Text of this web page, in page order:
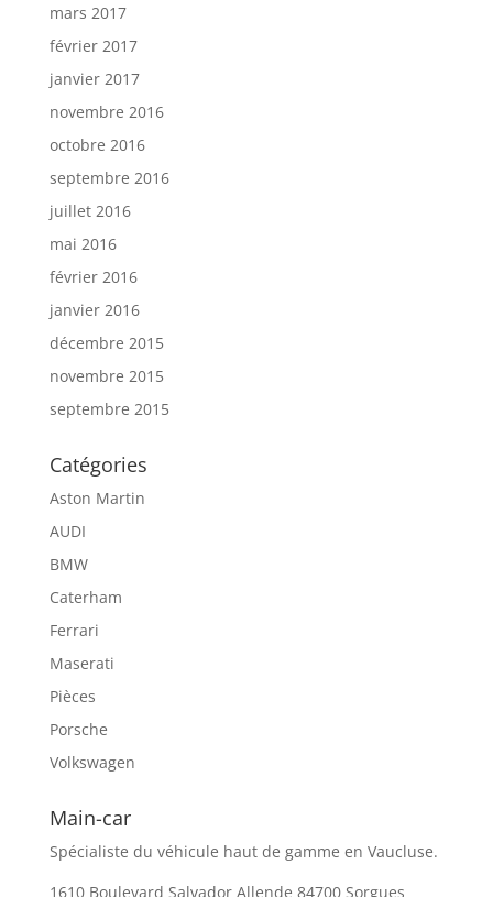
mars 2017
février 2017
janvier 2017
novembre 2016
octobre 2016
septembre 2016
juillet 2016
mai 2016
février 2016
janvier 2016
décembre 2015
novembre 2015
septembre 2015
Catégories
Aston Martin
AUDI
BMW
Caterham
Ferrari
Maserati
Pièces
Porsche
Volkswagen
Main-car
Spécialiste du véhicule haut de gamme en Vaucluse.
1610 Boulevard Salvador Allende 84700 Sorgues